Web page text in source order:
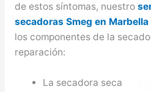
de estos síntomas, nuestro
secadoras Smeg en Marbella
los componentes de la
reparación:
La secadora seca